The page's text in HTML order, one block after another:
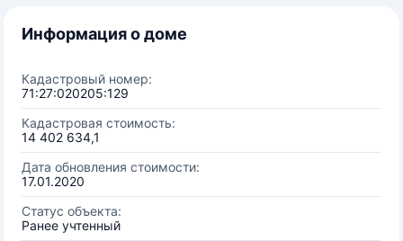
Информация о доме
Кадастровый номер:
71:27:020205:129
Кадастровая стоимость:
14 402 634,1
Дата обновления стоимости:
17.01.2020
Статус объекта:
Ранее учтенный